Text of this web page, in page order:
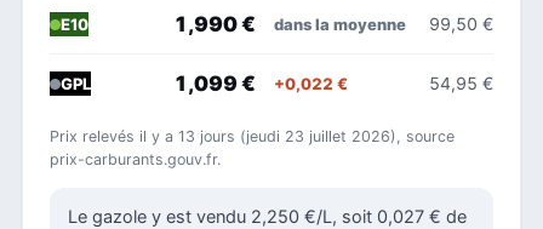
E10 1,990 € dans la moyenne 99,50 €
GPL 1,099 € +0,022 € 54,95 €
Prix relevés il y a 13 jours (jeudi 23 juillet 2026), source
prix-carburants.gouv.fr.
Le gazole y est vendu 2,250 €/L, soit 0,027 € de